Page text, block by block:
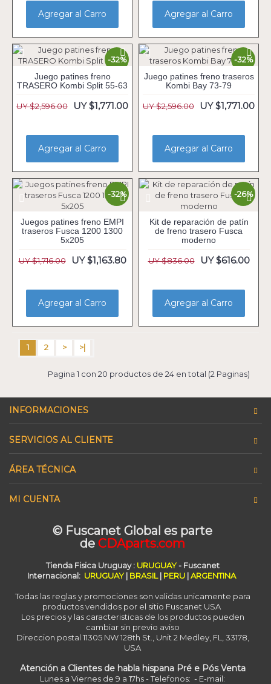
Agregar al Carro Agregar al Carro
-32%
Juego patines freno
TRASERO Kombi Split 55-63
UY $2,596.00 UY $1,771.00
Agregar al Carro
-32%
Juego patines freno traseros
Kombi Bay 73-79
UY $2,596.00 UY $1,771.00
Agregar al Carro
-32%
Juegos patines freno EMPI
traseros Fusca 1200 1300
5x205
UY $1,716.00 UY $1,163.80
Agregar al Carro
-26%
Kit de reparación de patín
de freno trasero Fusca
moderno
UY $836.00 UY $616.00
Agregar al Carro
1 2 > >|
Pagina 1 con 20 productos de 24 en total (2 Paginas)
INFORMACIONES
SERVICIOS AL CLIENTE
ÁREA TÉCNICA
MI CUENTA
© Fuscanet Global es parte
de CDAparts.com
Tienda Fisica Uruguay: URUGUAY- Fuscanet
Internacional: URUGUAY | BRASIL| PERU |ARGENTINA
Todas las reglas y promociones son validas unicamente para
productos vendidos por el sitio Fuscanet USA
Los precios y las caracteristicas de los productos pueden
cambiar sin previo aviso
Direccion postal 11305 NW 128th St., Unit 2 Medley, FL, 33178,
USA
Atención a Clientes de habla hispana Pré e Pós Venta
Lunes a Viernes de 9 a 17hs - Telefonos: - E-mail: